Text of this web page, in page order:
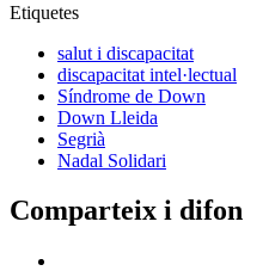
Etiquetes
salut i discapacitat
discapacitat intel·lectual
Síndrome de Down
Down Lleida
Segrià
Nadal Solidari
Comparteix i difon